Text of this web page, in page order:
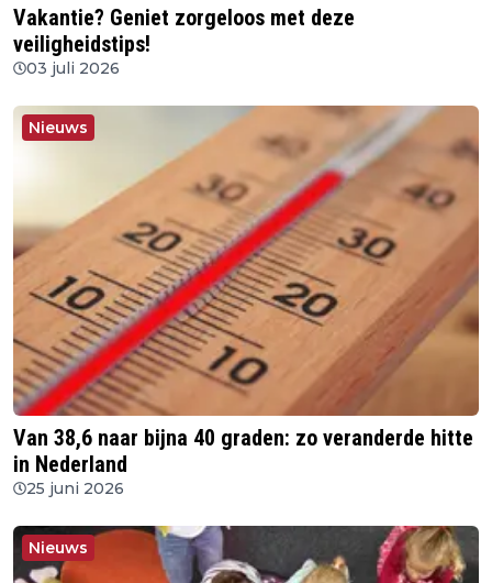
Vakantie? Geniet zorgeloos met deze
veiligheidstips!
03 juli 2026
Nieuws
Van 38,6 naar bijna 40 graden: zo veranderde hitte
in Nederland
25 juni 2026
Nieuws